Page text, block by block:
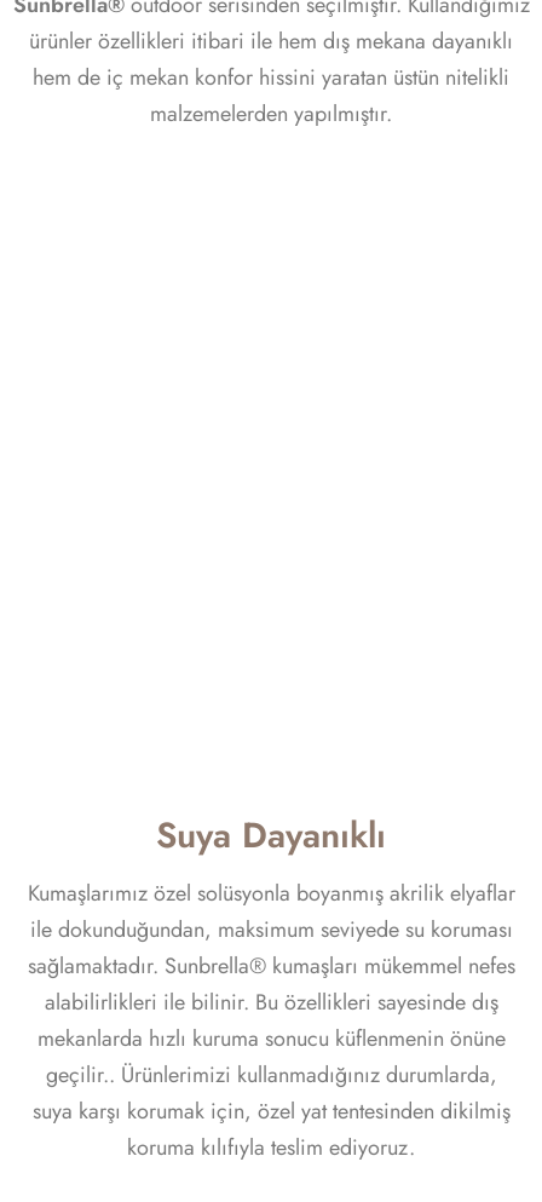
ürünler özellikleri itibari ile hem dış mekana dayanıklı
hem de iç mekan konfor hissini yaratan üstün nitelikli
malzemelerden yapılmıştır.
Suya Dayanıklı
Kumaşlarımız özel solüsyonla boyanmış akrilik elyaflar
ile dokunduğundan, maksimum seviyede su koruması
sağlamaktadır. Sunbrella® kumaşları mükemmel nefes
alabilirlikleri ile bilinir. Bu özellikleri sayesinde dış
mekanlarda hızlı kuruma sonucu küflenmenin önüne
geçilir.. Ürünlerimizi kullanmadığınız durumlarda,
suya karşı korumak için, özel yat tentesinden dikilmiş
koruma kılıfıyla teslim ediyoruz.